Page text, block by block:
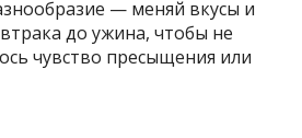
— меняй вкусы и
до ужина, чтобы не
чувство пресыщения или